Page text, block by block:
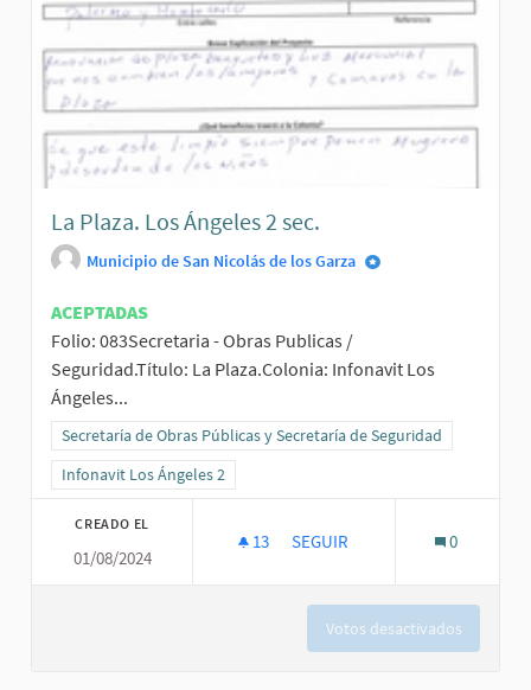
La Plaza. Los Ángeles 2 sec.
Municipio de San Nicolás de los Garza
ACEPTADAS
Folio: 083Secretaria - Obras Publicas /
Seguridad.Título: La Plaza.Colonia: Infonavit Los
Ángeles...
Resultados al filtrar por la categoría: Secretaría de Obras Públicas
Secretaría de Obras Públicas y Secretaría de Seguridad
Resultados al filtrar por el ámbito: Infonavit Los Ángeles 2
Infonavit Los Ángeles 2
CREADO EL
01/08/2024
13 13 SEGUIDORAS
SEGUIR 0
Votos desactivados